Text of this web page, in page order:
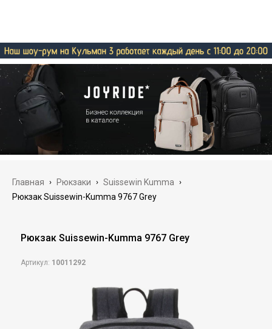
Главная › Рюкзаки › Suissewin Kumma ›
Рюкзак Suissewin-Kumma 9767 Grey
Рюкзак Suissewin-Kumma 9767 Grey
Артикул: 10011292